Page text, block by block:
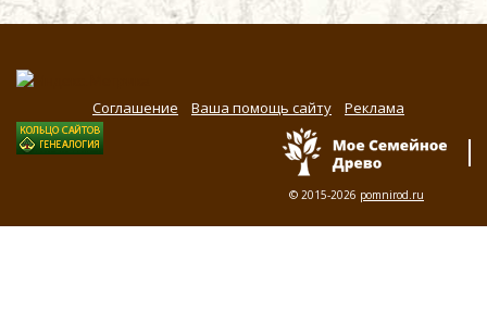
Соглашение Ваша помощь сайту Реклама
© 2015-2026 pomnirod.ru